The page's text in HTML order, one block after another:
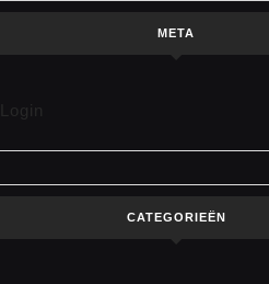
META
Login
CATEGORIEËN